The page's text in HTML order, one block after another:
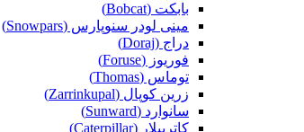
بابکت (Bobcat)
مینی لودر سنوپارس (Snowpars)
دراج (Doraj)
فوریوز (Foruse)
توماس (Thomas)
زرین کوپال (Zarrinkupal)
سانوارد (Sunward)
کاترپیلار (Caterpillar)